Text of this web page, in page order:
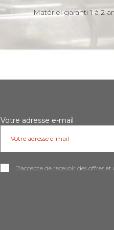
Matériel garanti 1 à 2
Votre adresse e-mail
J'accepte de recevoir des offres